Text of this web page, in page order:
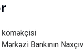
köməkçisi
Bankının